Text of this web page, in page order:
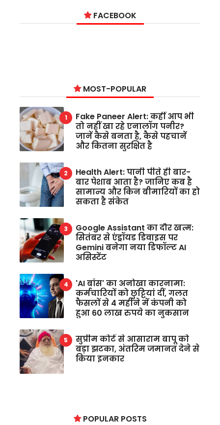
FACEBOOK
MOST-POPULAR
Fake Paneer Alert: कहीं आप भी
तो नहीं खा रहे एनालॉग पनीर?
जानें कैसे बनता है, कैसे पहचानें
और कितना सुरक्षित है
Health Alert: पानी पीते ही बार-
बार पेशाब आता है? जानिए कब है
सामान्य और किन बीमारियों का हो
सकता है संकेत
Google Assistant का दौर खत्म:
सितंबर से एंड्रॉयड डिवाइस पर
Gemini बनेगा नया डिफॉल्ट AI
असिस्टेंट
'AI बॉस' का अनोखा कारनामा:
कर्मचारियों को छुट्टियां दीं, गलत
फैसलों से 4 महीने में कंपनी को
हुआ 60 लाख रुपये का नुकसान
सुप्रीम कोर्ट से आसाराम बापू को
बड़ा झटका, अंतरिम जमानत देने से
किया इनकार
POPULAR POSTS